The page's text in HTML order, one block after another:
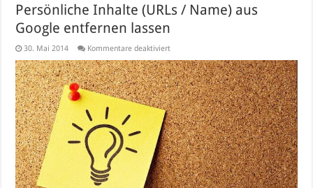
Persönliche Inhalte (URLs / Name) aus
Google entfernen lassen
30. Mai 2014 Kommentare deaktiviertfür
Inhalte
(URLs
/
Name)
aus
Google
entfernen
lassen